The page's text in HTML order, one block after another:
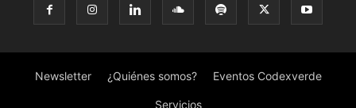
Newsletter ¿Quiénes somos? Eventos Codexverde
Servicios